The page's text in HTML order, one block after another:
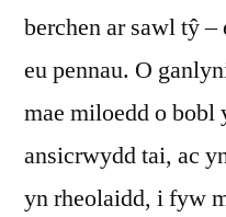
berchen ar sawl tŷ
eu pennau. O
mae miloedd o
ansicrwydd tai, ac
yn rheolaidd, i fyw